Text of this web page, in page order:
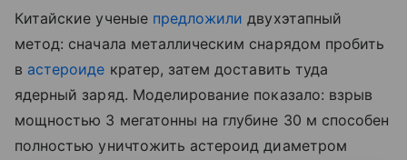
Китайские ученые предложили двухэтапный
метод: сначала металлическим снарядом пробить
в астероиде кратер, затем доставить туда
ядерный заряд. Моделирование показало: взрыв
мощностью 3 мегатонны на глубине 30 м способен
полностью уничтожить астероид диаметром